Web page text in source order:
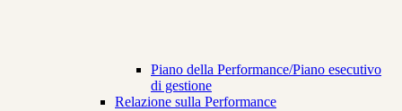
Piano della Performance/Piano esecutivo
di gestione
Relazione sulla Performance